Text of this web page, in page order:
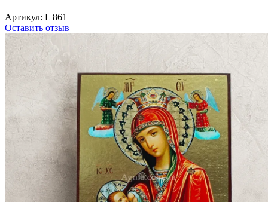
Артикул: L 861
Оставить отзыв